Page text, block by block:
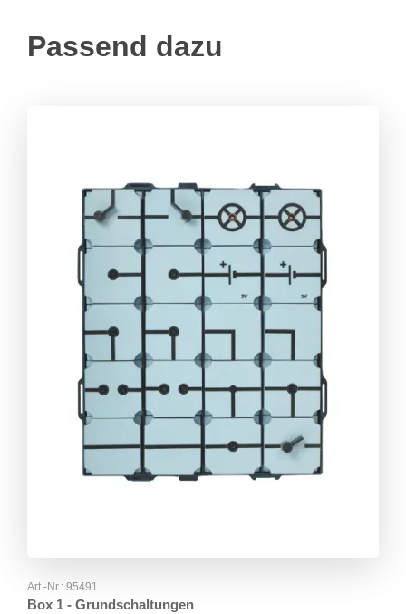
Passend dazu
Art.-Nr.: 95491
Box 1 - Grundschaltungen